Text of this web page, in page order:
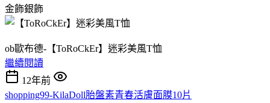
金飾銀飾
ob歐布德-【ToRoCkEr】迷彩美風T恤
繼續閱讀
12年前
shopping99-KilaDoll胎盤素青春活膚面膜10片